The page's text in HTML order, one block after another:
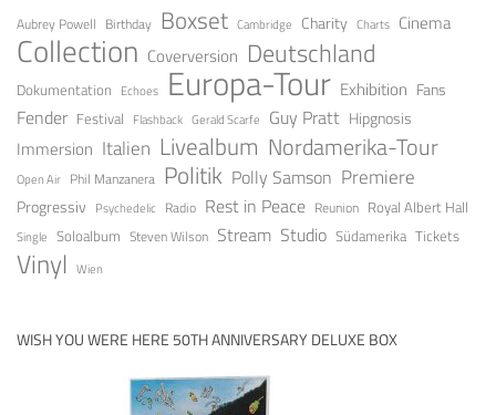
Aubrey Powell Birthday Boxset Cambridge Charity Charts Cinema
Collection Coverversion Deutschland
Dokumentation Echoes Europa-Tour Exhibition Fans
Fender Festival Flashback Gerald Scarfe Guy Pratt Hipgnosis
Immersion Italien Livealbum Nordamerika-Tour
Open Air Phil Manzanera Politik Polly Samson Premiere
Progressiv Psychedelic Radio Rest in Peace Reunion Royal Albert Hall
Single Soloalbum Steven Wilson Stream Studio Südamerika Tickets
Vinyl Wien
WISH YOU WERE HERE 50TH ANNIVERSARY DELUXE BOX